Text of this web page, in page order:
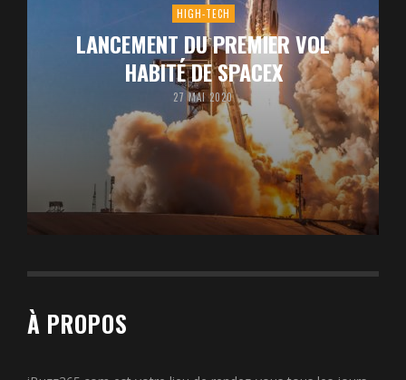
HIGH-TECH
LANCEMENT DU PREMIER VOL
HABITÉ DE SPACEX
27 MAI 2020
À PROPOS